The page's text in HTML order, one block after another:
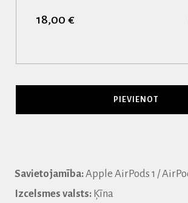
18,00 €
Savietojamība:Apple AirPods 1 /
Izcelsmes valsts: Ķīna